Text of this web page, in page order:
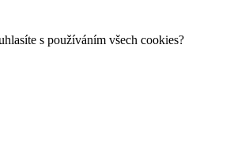
s používáním všech cookies?